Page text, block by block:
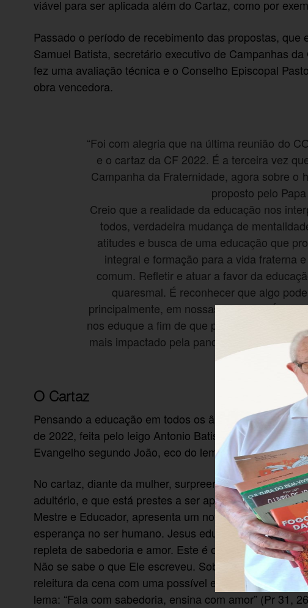
viável para ser aplicada além do Cartaz, como por
Passado o período de recebimento das propostas,
Samuel Batista, secretário executivo de Campanhas
fez uma avaliação técnica e o Conselho Episcopal
obra vencedora.
“Foi com alegria que na última reunião do
e o cartaz da CF 2022. É a terceira vez
Campanha da Fraternidade, agora sobre o
proposto pelo
Creio que a realidade da educação nos
todos, verdadeira mudança de
atitudes e busca de uma educação que
integral e formação para a vida fraterna
comum. Refletir e atuar a favor da
quaresmal. É reconhecer que algo
principalmente, em nossas relações. É
nos eduque a fim de que possamos refletir
mais impactado pela pandemia. É tempo
O Cartaz
Pensando a educação em todos os âmbitos da vida, a
de 2022, feita pelo leigo Antonio Batista de Souza
Evangelho segundo João, eco do lema que é proposto.
No cartaz, diante da mulher, surpreendida em flagrante
adultério, e que está prestes a ser apedrejada, Cristo,
Mestre e Educador, apresenta um novo ensinamento
esperança no ser humano. Jesus educa de maneira
repleta de sabedoria e amor. Este é o único momento
Não se sabe o que Ele escreveu. Sob a luz da
releitura da cena com uma possível escrita sobre o
lema: “Fala com sabedoria, ensina com amor” (Pr 31,